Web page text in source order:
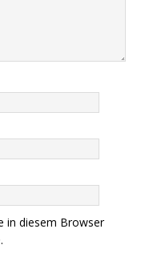
in diesem Browser